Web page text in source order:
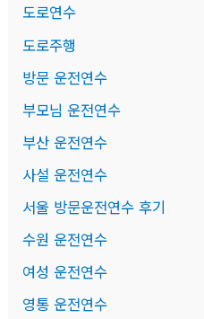
도로연수
도로주행
방문 운전연수
부모님 운전연수
부산 운전연수
사설 운전연수
서울 방문운전연수 후기
수원 운전연수
여성 운전연수
영통 운전연수